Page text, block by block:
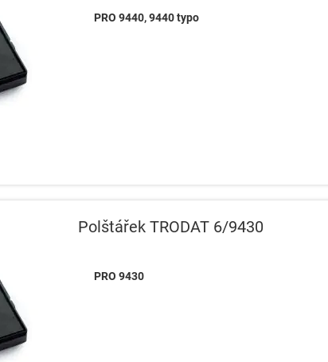
PRO 9440, 9440 typo
Polštářek TRODAT 6/9430
PRO 9430